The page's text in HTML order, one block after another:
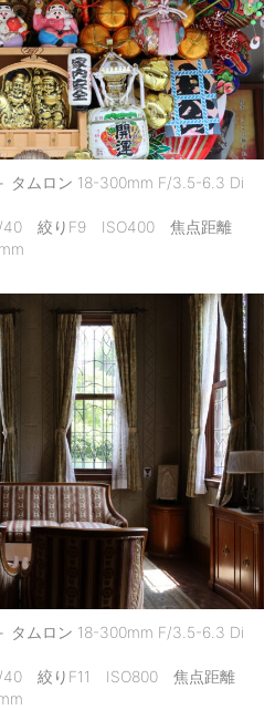
タムロン 18-300mm F/3.5-6.3 Di
40 絞りF9 ISO400 焦点距離
タムロン 18-300mm F/3.5-6.3 Di
40 絞りF11 ISO800 焦点距離